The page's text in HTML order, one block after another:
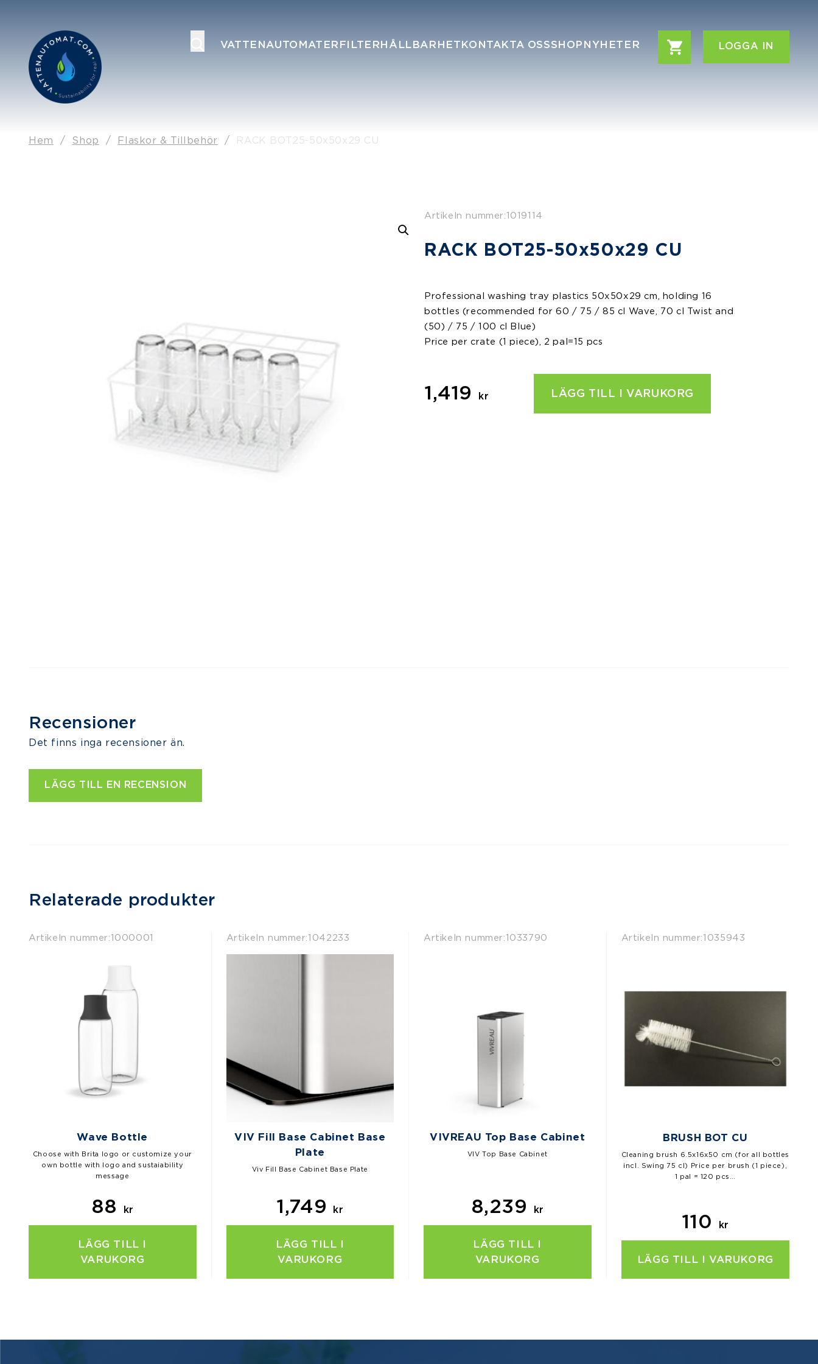
VATTENAUTOMATER FILTER HÅLLBARHET KONTAKTA OSS SHOP NYHETER LOGGA IN
Hem / Shop / Flaskor & Tillbehör / RACK BOT25-50x50x29 CU
Artikeln nummer:1019114
RACK BOT25-50x50x29 CU
Professional washing tray plastics 50x50x29 cm, holding 16
bottles (recommended for 60 / 75 / 85 cl Wave, 70 cl Twist and
(50) / 75 / 100 cl Blue)
Price per crate (1 piece), 2 pal=15 pcs
1,419 kr LÄGG TILL I VARUKORG
Recensioner
Det finns inga recensioner än.
LÄGG TILL EN RECENSION
Relaterade produkter
Artikeln nummer:1000001
Wave Bottle
Choose with Brita logo or customize your
own bottle with logo and sustaiability
message
88 kr
LÄGG TILL I
VARUKORG
Artikeln nummer:1042233
VIV Fill Base Cabinet Base
Plate
Viv Fill Base Cabinet Base Plate
1,749 kr
LÄGG TILL I
VARUKORG
Artikeln nummer:1033790
VIVREAU Top Base Cabinet
VIV Top Base Cabinet
8,239 kr
LÄGG TILL I
VARUKORG
Artikeln nummer:1035943
BRUSH BOT CU
Cleaning brush 6.5x16x50 cm (for all bottles
incl. Swing 75 cl) Price per brush (1 piece),
1 pal = 120 pcs…
110 kr
LÄGG TILL I VARUKORG